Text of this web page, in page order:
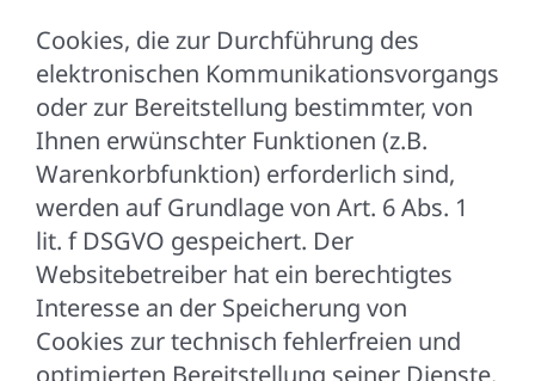
Cookies, die zur Durchführung des
elektronischen Kommunikationsvorgangs
oder zur Bereitstellung bestimmter, von
Ihnen erwünschter Funktionen (z.B.
Warenkorbfunktion) erforderlich sind,
werden auf Grundlage von Art. 6 Abs. 1
lit. f DSGVO gespeichert. Der
Websitebetreiber hat ein berechtigtes
Interesse an der Speicherung von
Cookies zur technisch fehlerfreien und
optimierten Bereitstellung seiner Dienste.